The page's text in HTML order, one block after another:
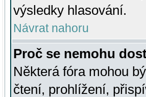
výsledky hlasování.
Návrat nahoru
Proč se nemohu
Některá fóra mohou
čtení, prohlížení,